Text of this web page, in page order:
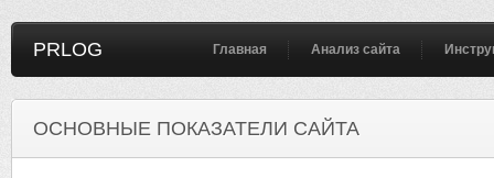
PRLOG Главная Анализ сайта
ОСНОВНЫЕ ПОКАЗАТЕЛИ САЙТА